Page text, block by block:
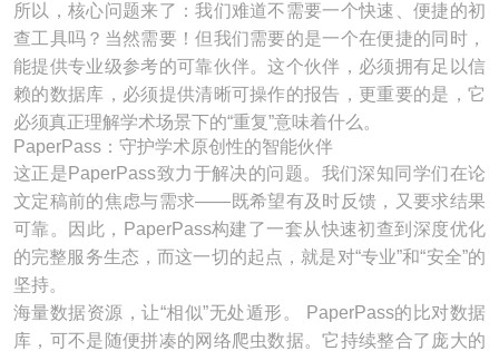
所以，核心问题来了：我们难道不需要一个快速、便捷的初
查工具吗？当然需要！但我们需要的是一个在便捷的同时，
能提供专业级参考的可靠伙伴。这个伙伴，必须拥有足以信
赖的数据库，必须提供清晰可操作的报告，更重要的是，它
必须真正理解学术场景下的“重复”意味着什么。
PaperPass：守护学术原创性的智能伙伴
这正是PaperPass致力于解决的问题。我们深知同学们在论
文定稿前的焦虑与需求——既希望有及时反馈，又要求结果
可靠。因此，PaperPass构建了一套从快速初查到深度优化
的完整服务生态，而这一切的起点，就是对“专业”和“安全”的
坚持。
海量数据资源，让“相似”无处遁形。 PaperPass的比对数据
库，可不是随便拼凑的网络爬虫数据。它持续整合了庞大的